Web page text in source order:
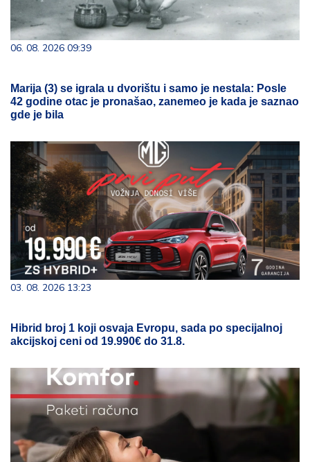
06. 08. 2026 09:39
Marija (3) se igrala u dvorištu i samo je nestala: Posle
42 godine otac je pronašao, zanemeo je kada je saznao
gde je bila
03. 08. 2026 13:23
Hibrid broj 1 koji osvaja Evropu, sada po specijalnoj
akcijskoj ceni od 19.990€ do 31.8.